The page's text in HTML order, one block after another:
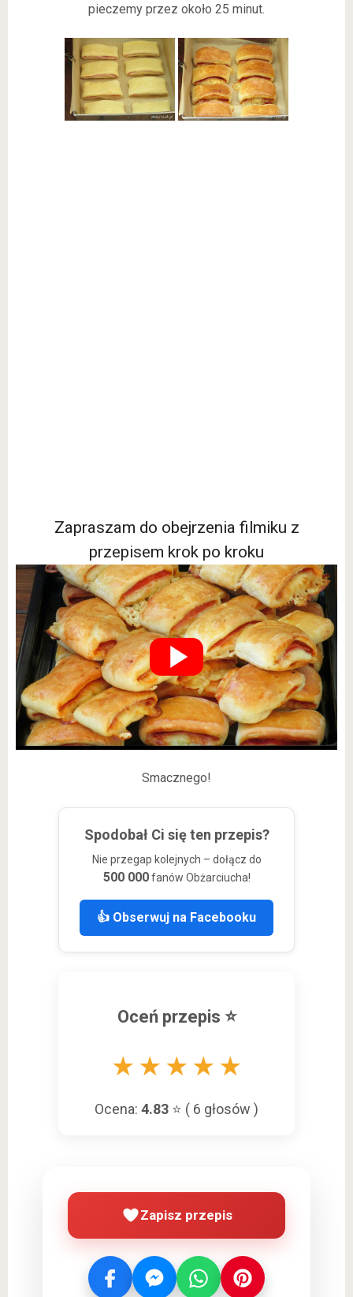
pieczemy przez około 25 minut.
Zapraszam do obejrzenia filmiku z
przepisem krok po kroku
Smacznego!
Spodobał Ci się ten przepis?
Nie przegap kolejnych – dołącz do
500 000fanów Obżarciucha!
👍 Obserwuj na Facebooku
Oceń przepis ⭐
★ ★ ★ ★ ★
Ocena: 4.83 ⭐ ( 6 głosów )
Zapisz przepis